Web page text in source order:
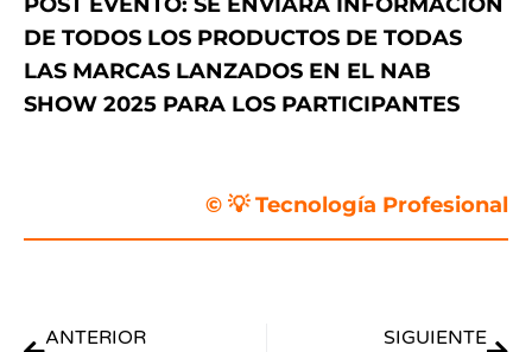
DE TODOS LOS PRODUCTOS DE TODAS
LAS MARCAS LANZADOS EN EL NAB
SHOW 2025 PARA LOS PARTICIPANTES
© 💡 Tecnología Profesional
ANTERIOR SIGUIENTE